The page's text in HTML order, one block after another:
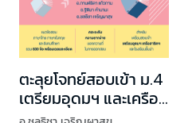
ตะลุยโจทย์สอบเข้า ม.4
เตรียมอุดมฯ และเครือ
สาธิตฯ (ภาษา